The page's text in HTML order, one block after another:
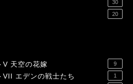
30
20
V 天空の花嫁 9
VII エデンの戦士たち 1